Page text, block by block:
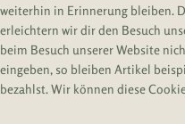
weiterhin in Erinnerung bleiben.
erleichtern wir dir den Besuch
beim Besuch unserer Website
eingeben, so bleiben Artikel
bezahlst. Wir können diese